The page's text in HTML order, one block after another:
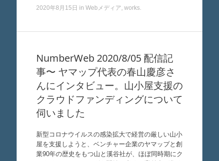
2020年8月15日 in Webメディア, works.
NumberWeb 2020/8/05 配信記
事〜 ヤマップ代表の春山慶彦さ
んにインタビュー。山小屋支援の
クラウドファンディングについて
伺いました
新型コロナウイルスの感染拡大で経営の厳しい山小
屋を支援しようと、ベンチャー企業のヤマップと創
業90年の歴史をもつ山と溪谷社が、ほぼ同時期にク